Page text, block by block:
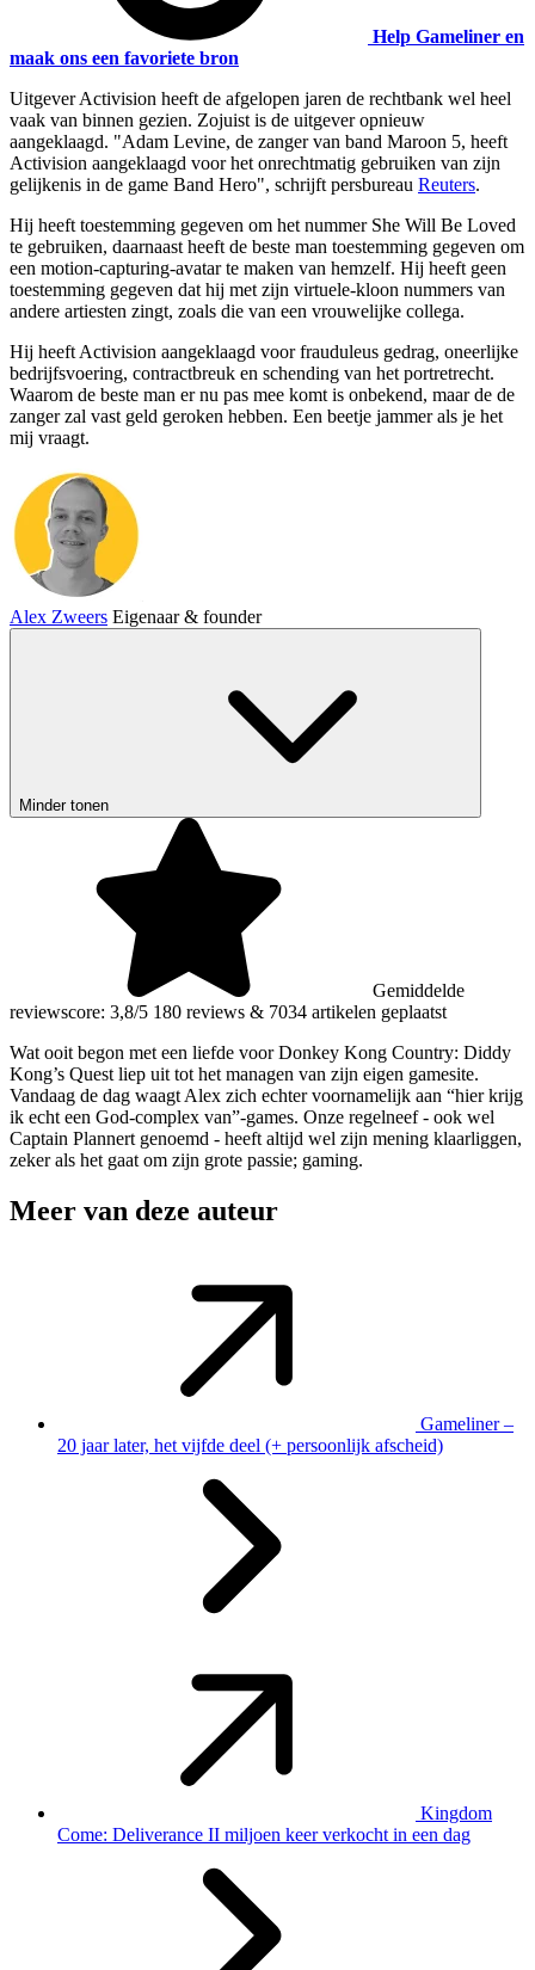
Help Gameliner en
maak ons een favoriete bron
UitgeverActivision heeft de afgelopen jaren de rechtbank wel heel
vaak van binnen gezien. Zojuist is de uitgever opnieuw
aangeklaagd. "Adam Levine, de zanger van band Maroon 5, heeft
Activision aangeklaagd voor het onrechtmatig gebruiken van zijn
gelijkenis in de game Band Hero", schrijft persbureau Reuters.
Hij heeft toestemming gegeven om het nummer She Will Be Loved
te gebruiken, daarnaast heeft de beste man toestemming gegeven om
een motion-capturing-avatar te maken van hemzelf. Hij heeft geen
toestemming gegeven dat hij met zijn virtuele-kloon nummers van
andere artiesten zingt, zoals die van een vrouwelijke collega.
Hij heeft Activision aangeklaagd voor frauduleus gedrag, oneerlijke
bedrijfsvoering, contractbreuk en schending van het portretrecht.
Waarom de beste man er nu pas mee komt is onbekend, maar de de
zanger zal vast geld geroken hebben. Een beetje jammer als je het
mij vraagt.
Alex Zweers Eigenaar & founder
Minder tonen
Gemiddelde
reviewscore: 3,8/5 180 reviews & 7034 artikelen geplaatst
Wat ooit begon met een liefde voor Donkey Kong Country: Diddy
Kong’s Quest liep uit tot het managen van zijn eigen gamesite.
Vandaag de dag waagt Alex zich echter voornamelijk aan “hier krijg
ik echt een God-complex van”-games. Onze regelneef - ook wel
Captain Plannert genoemd - heeft altijd wel zijn mening klaarliggen,
zeker als het gaat om zijn grote passie; gaming.
Meer van deze auteur
Gameliner –
20 jaar later, het vijfde deel (+ persoonlijk afscheid)
Kingdom
Come: Deliverance II miljoen keer verkocht in een dag